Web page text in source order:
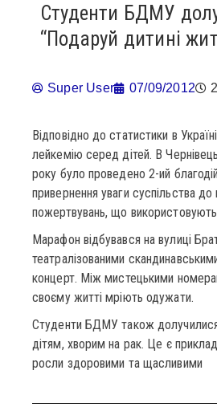
Студенти БДМУ
“Подаруй дитині
Super User 07/09/2012
Відповідно до статистики в
лейкемію серед дітей. В
року було проведено 2-ий
привернення уваги суспільства
пожертвувань, що
Марафон відбувався на вулиці
театралізованими
концерт. Між мистецькими
своєму житті мріють одужати.
Студенти БДМУ також
дітям, хворим на рак. Це є
росли здоровими та щасливими